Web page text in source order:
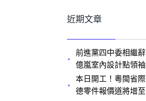
近期文章
前進黨四中委相繼
億嵐室內設計點領
本日開工！粵閩省
德零件報價道將增